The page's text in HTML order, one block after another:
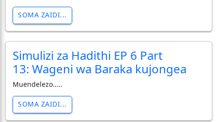
SOMA ZAIDI...
Simulizi za Hadithi EP 6 Part
13: Wageni wa Baraka kujongea
Muendelezo.....
SOMA ZAIDI...